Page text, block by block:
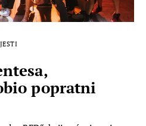
popratni